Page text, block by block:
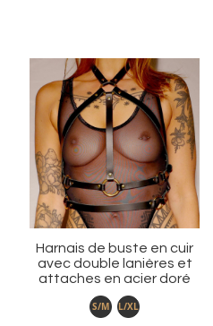
à
Harnais de buste en cuir
avec double lanières et
attaches en acier doré
S/M L/XL